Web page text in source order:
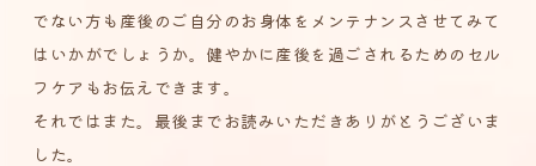
でない方も産後のご自分のお身体をメンテナンスさせてみて
はいかがでしょうか。健やかに産後を過ごされるためのセル
フケアもお伝えできます。
それではまた。最後までお読みいただきありがとうございま
した。